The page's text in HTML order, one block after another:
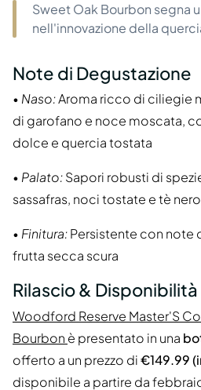
Sweet Oak Bourbon segna
nell'innovazione della
Note di Degustazione
• Naso:Aroma ricco di ciliegie
di garofano e noce moscata,
dolce e quercia tostata
• Palato:Sapori robusti di
sassafras, noci tostate e tè nero
• Finitura:Persistente con note
frutta secca scura
Rilascio & Disponibilità
Woodford Reserve Master'S
Bourbon è presentato in una
offerto a un prezzo di€149.99
disponibile a partire da